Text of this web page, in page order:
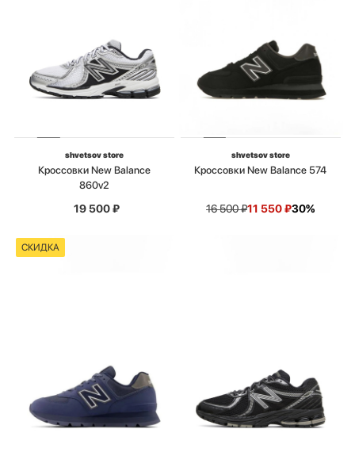
shvetsov store
Кроссовки New Balance
860v2
19 500₽
shvetsov store
Кроссовки New Balance 574
16 500₽11 550₽30%
СКИДКА